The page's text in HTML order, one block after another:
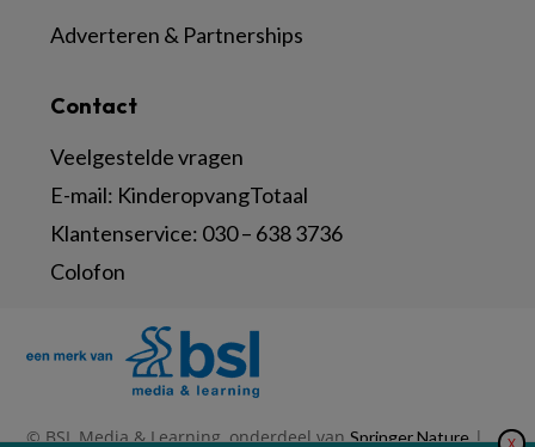
Contact
Veelgestelde vragen
E-mail: KinderopvangTotaal
Klantenservice: 030 – 638 3736
Colofon
Adverteren & Partnerships
© BSL Media & Learning, onderdeel vanSpringer Nature|